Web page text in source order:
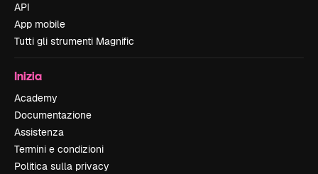
API
App mobile
Tutti gli strumenti Magnific
Inizia
Academy
Documentazione
Assistenza
Termini e condizioni
Politica sulla privacy